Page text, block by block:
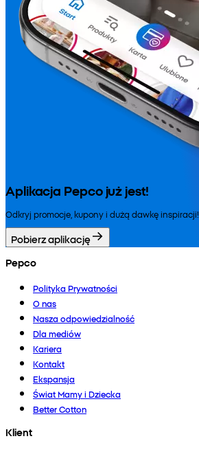
Aplikacja Pepco już jest!
Odkryj promocje, kupony i dużą dawkę inspiracji!
Pobierz aplikację
Pepco
Polityka Prywatności
O nas
Nasza odpowiedzialność
Dla mediów
Kariera
Kontakt
Ekspansja
Świat Mamy i Dziecka
Better Cotton
Klient